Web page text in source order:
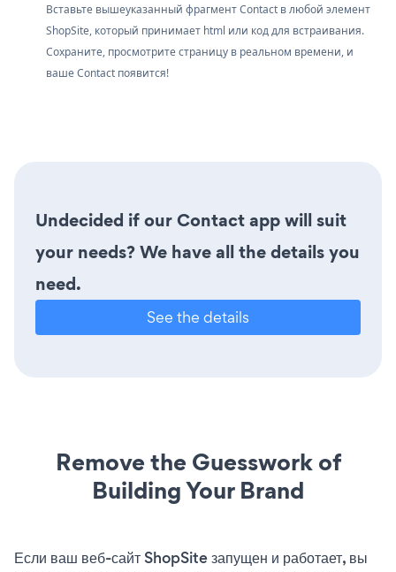
Вставьте вышеуказанный фрагмент Contact в любой элемент
ShopSite, который принимает html или код для встраивания.
Сохраните, просмотрите страницу в реальном времени, и
ваше Contact появится!
Undecided if our Contact app will suit
your needs? We have all the details you
need.
See the details
Remove the Guesswork of
Building Your Brand
Если ваш веб-сайт ShopSite запущен и работает, вы